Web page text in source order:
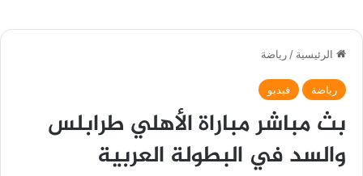
الرئيسية / رياضة
رياضة فيديو
بث مباشر مباراة الأهلي طرابلس
والسد في البطولة العربية